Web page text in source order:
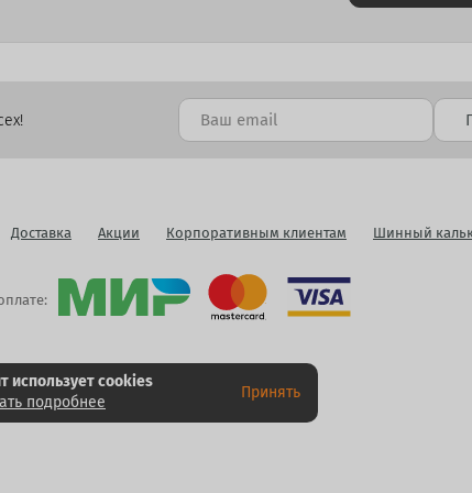
Доставка Акции Корпоративным клиентам Шинный
использует cookies
подробнее
Принять